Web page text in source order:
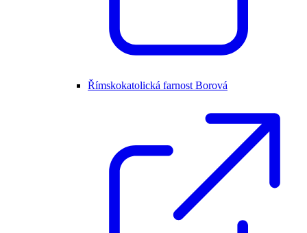
Římskokatolická farnost Borová